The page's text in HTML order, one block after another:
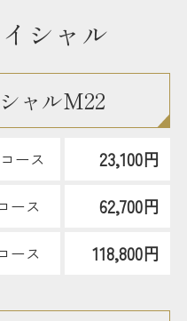
シャル
ャルM22
ース 23,100円
ース 62,700円
ース 118,800円